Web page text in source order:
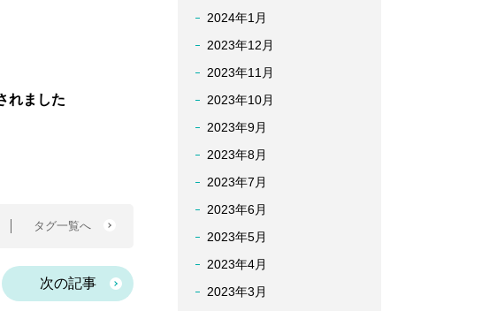
れました
タグ一覧へ
次の記事
2024年1月
2023年12月
2023年11月
2023年10月
2023年9月
2023年8月
2023年7月
2023年6月
2023年5月
2023年4月
2023年3月